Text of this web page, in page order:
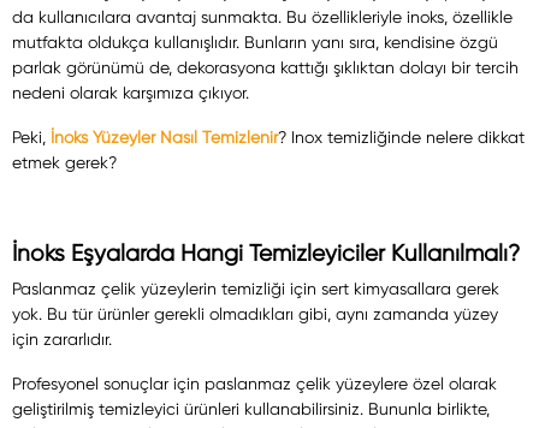
da kullanıcılara avantaj sunmakta. Bu özellikleriyle inoks, özellikle
mutfakta oldukça kullanışlıdır. Bunların yanı sıra, kendisine özgü
parlak görünümü de, dekorasyona kattığı şıklıktan dolayı bir tercih
nedeni olarak karşımıza çıkıyor.
Peki, İnoks Yüzeyler Nasıl Temizlenir? Inox temizliğinde nelere dikkat
etmek gerek?
İnoks Eşyalarda Hangi Temizleyiciler Kullanılmalı?
Paslanmaz çelik yüzeylerin temizliği için sert kimyasallara gerek
yok. Bu tür ürünler gerekli olmadıkları gibi, aynı zamanda yüzey
için zararlıdır.
Profesyonel sonuçlar için paslanmaz çelik yüzeylere özel olarak
geliştirilmiş temizleyici ürünleri kullanabilirsiniz. Bununla birlikte,